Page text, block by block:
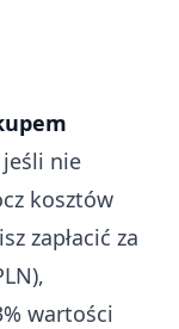
jeśli nie
kosztów
zapłacić za
wartości